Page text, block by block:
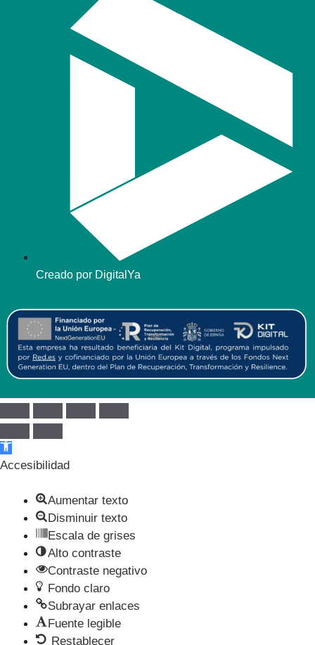
Creado por DigitalYa
Abrir barra de herramientas
Accesibilidad
Aumentar texto
Disminuir texto
Escala de grises
Alto contraste
Contraste negativo
Fondo claro
Subrayar enlaces
Fuente legible
Restablecer